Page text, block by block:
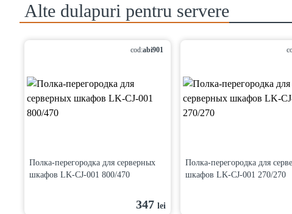
Alte dulapuri pentru servere
cod:abi901
Полка-перегородка для серверных
шкафов LK-CJ-001 800/470
347 lei
Полка-перегородка для
шкафов LK-CJ-001 270/270